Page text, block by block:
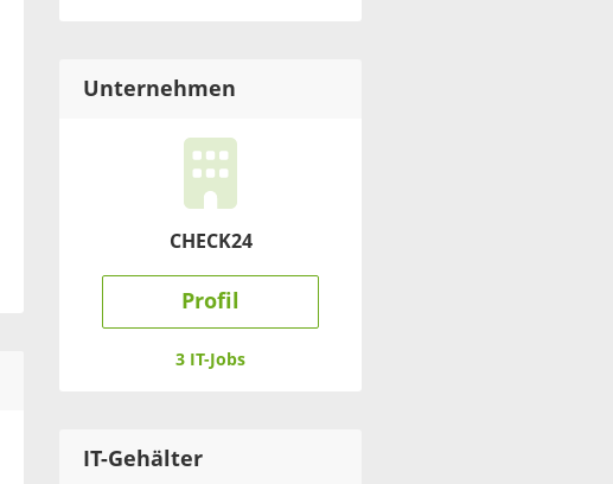
Unternehmen
CHECK24
Profil
3 IT-Jobs
IT-Gehälter